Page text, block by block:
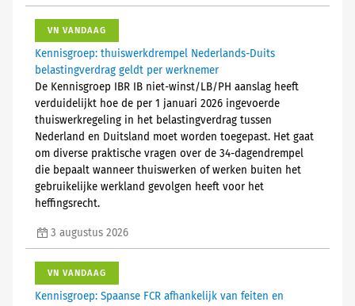
VN VANDAAG
Kennisgroep: thuiswerkdrempel Nederlands-Duits
belastingverdrag geldt per werknemer
De Kennisgroep IBR IB niet-winst/LB/PH aanslag heeft
verduidelijkt hoe de per 1 januari 2026 ingevoerde
thuiswerkregeling in het belastingverdrag tussen
Nederland en Duitsland moet worden toegepast. Het gaat
om diverse praktische vragen over de 34-dagendrempel
die bepaalt wanneer thuiswerken of werken buiten het
gebruikelijke werkland gevolgen heeft voor het
heffingsrecht.
3 augustus 2026
VN VANDAAG
Kennisgroep: Spaanse FCR afhankelijk van feiten en